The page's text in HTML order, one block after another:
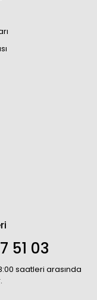
51 03
saatleri arasında